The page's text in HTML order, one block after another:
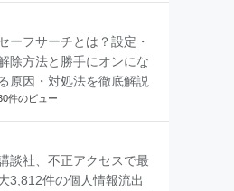
ーフサーチとは？設定・
除方法と勝手にオンにな
る原因・対処法を徹底解説
件のビュー
談社、不正アクセスで最
3,812件の個人情報流出